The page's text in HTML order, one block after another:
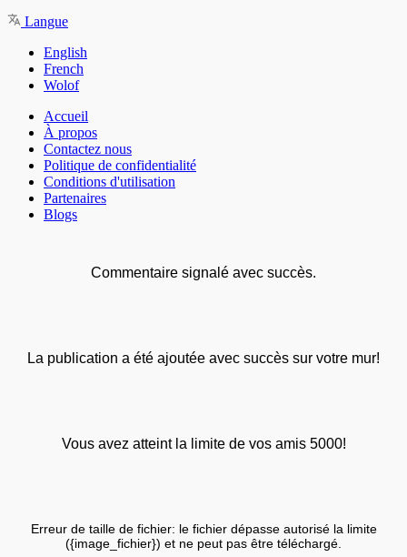
Langue
English
French
Wolof
Accueil
À propos
Contactez nous
Politique de confidentialité
Conditions d'utilisation
Partenaires
Blogs
Commentaire signalé avec succès.
La publication a été ajoutée avec succès sur votre mur!
Vous avez atteint la limite de vos amis 5000!
Erreur de taille de fichier: le fichier dépasse autorisé la limite
({image_fichier}) et ne peut pas être téléchargé.